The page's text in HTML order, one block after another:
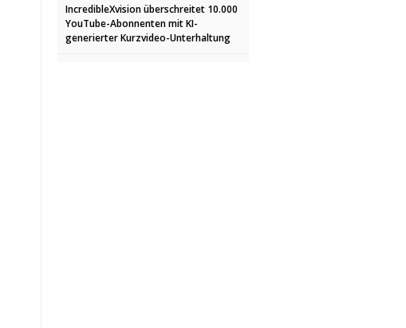
IncredibleXvision überschreitet 10.000
YouTube-Abonnenten mit KI-
generierter Kurzvideo-Unterhaltung